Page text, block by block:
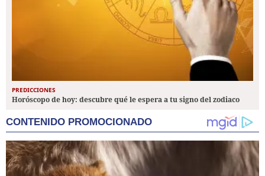
PREDICCIONES
Horóscopo de hoy: descubre qué le espera a tu signo del zodiaco
CONTENIDO PROMOCIONADO